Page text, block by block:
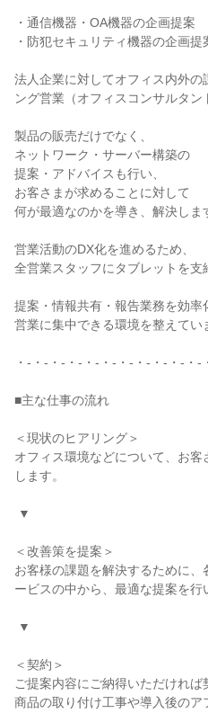
・通信機器・OA機器の企画提案
・防犯セキュリティ機器の企画提
法人企業に対してオフィス内外の
ング営業（オフィスコンサルタン
製品の販売だけでなく、
ネットワーク・サーバー構築の
提案・アドバイスも行い、
お客さまが求めることに対して
何が最適なのかを導き、解決しま
営業活動のDX化を進めるため、
全営業スタッフにタブレットを支
提案・情報共有・報告業務を効率
営業に集中できる環境を整えてい
・-・-・-・-・-・-・-・-・-・-・-
■主な仕事の流れ
＜現状のヒアリング＞
オフィス環境などについて、お
します。
＜改善策を提案＞
お客様の課題を解決するために
ービスの中から、最適な提案を行
＜契約＞
ご提案内容にご納得いただければ
商品の取り付け工事や導入後の